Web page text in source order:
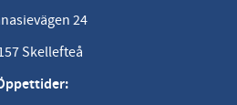
24
Skellefteå